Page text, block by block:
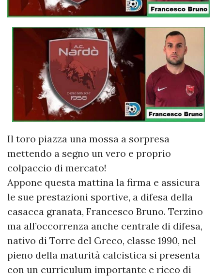
Il toro piazza una mossa a sorpresa
mettendo a segno un vero e proprio
colpaccio di mercato!
Appone questa mattina la firma e assicura
le sue prestazioni sportive, a difesa della
casacca granata, Francesco Bruno. Terzino
ma all’occorrenza anche centrale di difesa,
nativo di Torre del Greco, classe 1990, nel
pieno della maturità calcistica si presenta
con un curriculum importante e ricco di